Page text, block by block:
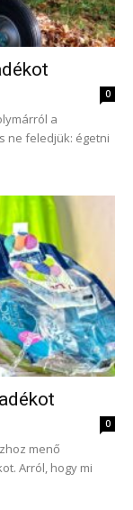
0
a
ne feledjük: égetni
0
menő
Arról, hogy mi